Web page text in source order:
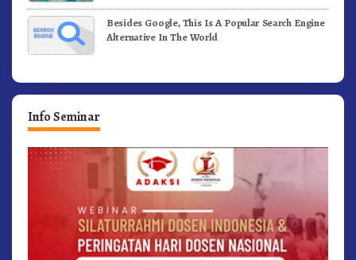
Besides Google, This Is A Popular Search Engine
Alternative In The World
Info Seminar